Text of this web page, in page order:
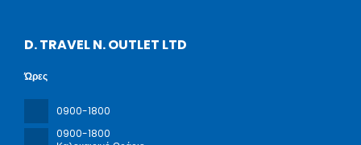
D. TRAVEL N. OUTLET LTD
Ώρες
0900-1800
0900-1800